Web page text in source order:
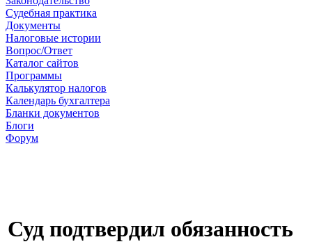
Судебная практика
Документы
Налоговые истории
Вопрос/Ответ
Каталог сайтов
Программы
Калькулятор налогов
Календарь бухгалтера
Бланки документов
Блоги
Форум
Суд подтвердил обязанность